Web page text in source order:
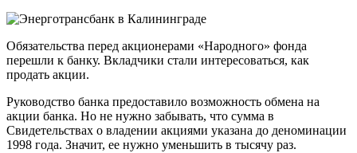
Обязательства перед акционерами «Народного» фонда
перешли к банку. Вкладчики стали интересоваться, как
продать акции.
Руководство банка предоставило возможность обмена на
акции банка. Но не нужно забывать, что сумма в
Свидетельствах о владении акциями указана до деноминации
1998 года. Значит, ее нужно уменьшить в тысячу раз.